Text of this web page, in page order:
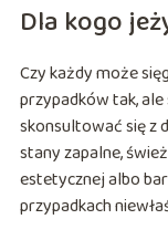
Dla kogo
Czy każdy może
przypadków tak,
skonsultować się z
stany zapalne,
estetycznej albo
przypadkach